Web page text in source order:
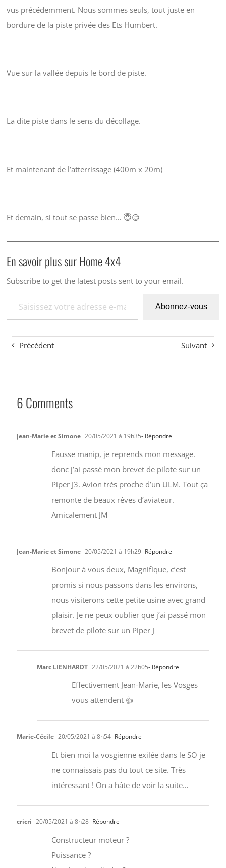
vus précédemment. Nous sommes seuls, tout juste en
bordure de la piste privée des Ets Humbert.
Vue sur la vallée depuis le bord de piste.
La dite piste dans le sens du décollage.
Et maintenant de l’atterrissage (400m x 20m)
Et demain, si tout se passe bien… 😇😊
En savoir plus sur Home 4x4
Subscribe to get the latest posts sent to your email.
Saisissez votre adresse e-mail…
Abonnez-vous
Précédent Suivant
6 Comments
Jean-Marie et Simone 20/05/2021 à 19h35- Répondre
Fausse manip, je reprends mon message.
donc j’ai passé mon brevet de pilote sur un
Piper J3. Avion très proche d’un ULM. Tout ça
remonte de beaux rêves d’aviateur.
Amicalement JM
Jean-Marie et Simone 20/05/2021 à 19h29- Répondre
Bonjour à vous deux, Magnifique, c’est
promis si nous passons dans les environs,
nous visiterons cette petite usine avec grand
plaisir. Je ne peux oublier que j’ai passé mon
brevet de pilote sur un Piper J
Marc LIENHARDT 22/05/2021 à 22h05- Répondre
Effectivement Jean-Marie, les Vosges
vous attendent 👍
Marie-Cécile 20/05/2021 à 8h54- Répondre
Et bien moi la vosgienne exilée dans le SO je
ne connaissais pas du tout ce site. Très
intéressant ! On a hâte de voir la suite…
cricri 20/05/2021 à 8h28- Répondre
Constructeur moteur ?
Puissance ?